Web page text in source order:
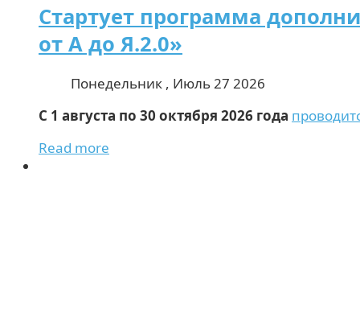
Стартует программа
от А до Я.2.0»
Понедельник , Июль 27 2026
С 1 августа по 30 октября 2026 года
Read more